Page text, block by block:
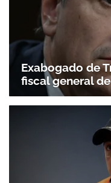
Exabogado de
fiscal general de